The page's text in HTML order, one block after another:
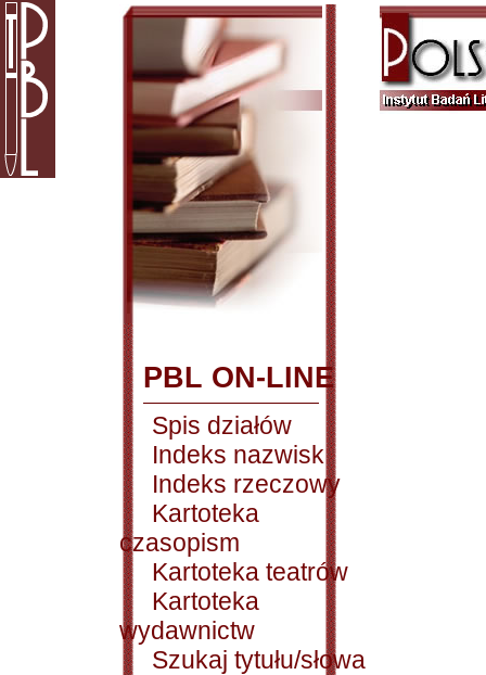
PBL ON-LINE
Spis działów
Indeks nazwisk
Indeks rzeczowy
Kartoteka
czasopism
Kartoteka teatrów
Kartoteka
wydawnictw
Szukaj tytułu/słowa